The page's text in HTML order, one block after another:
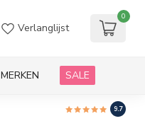
Verlanglijst
0
MERKEN SALE
9.7